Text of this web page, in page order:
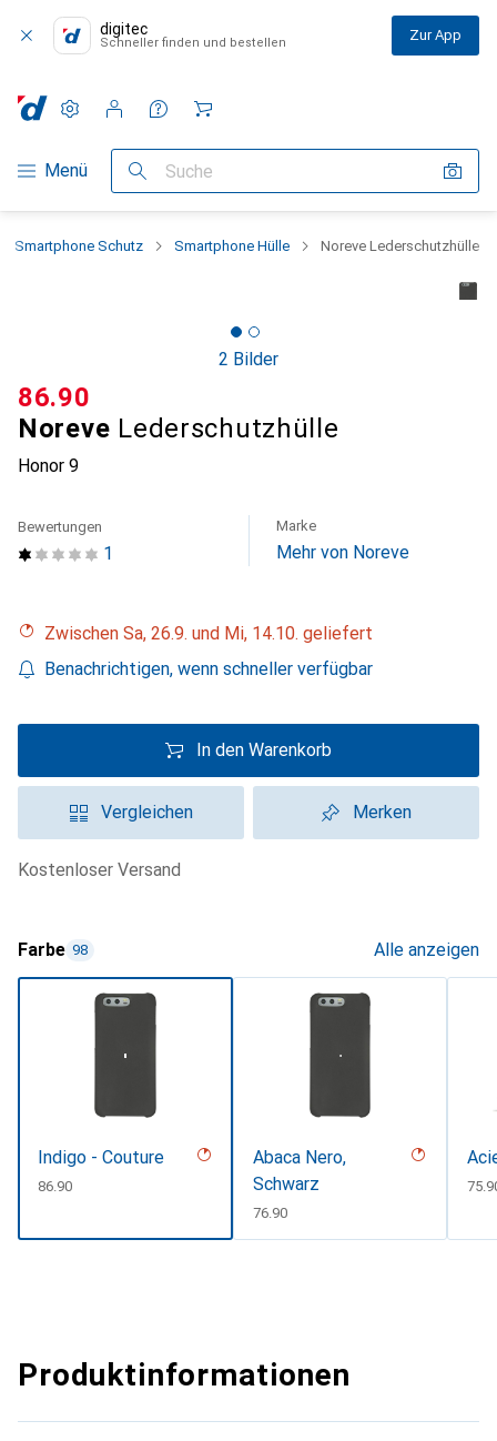
digitec
Schneller finden und bestellen Zur App
Navigation nach Kategorien
Menü Suche
Einstellungen
Kundenkonto
Vergleichslisten
Merklisten
Warenkorb
Smartphone Schutz Smartphone Hülle Noreve Lederschutzhülle
2 Bilder
Noreve Lederschutzhülle
Honor 9
CHF
86.90
1
Bewertungen Marke
Mehr von Noreve
Zwischen Sa, 26.9. und Mi, 14.10. geliefert
Benachrichtigen, wenn schneller verfügbar
In den Warenkorb
Vergleichen Merken
kostenloser Versand
Farbe 98 Alle anzeigen
Indigo - Couture
CHF
86.90
Abaca Nero,
Schwarz
CHF
76.90
CHF
Produktinformationen